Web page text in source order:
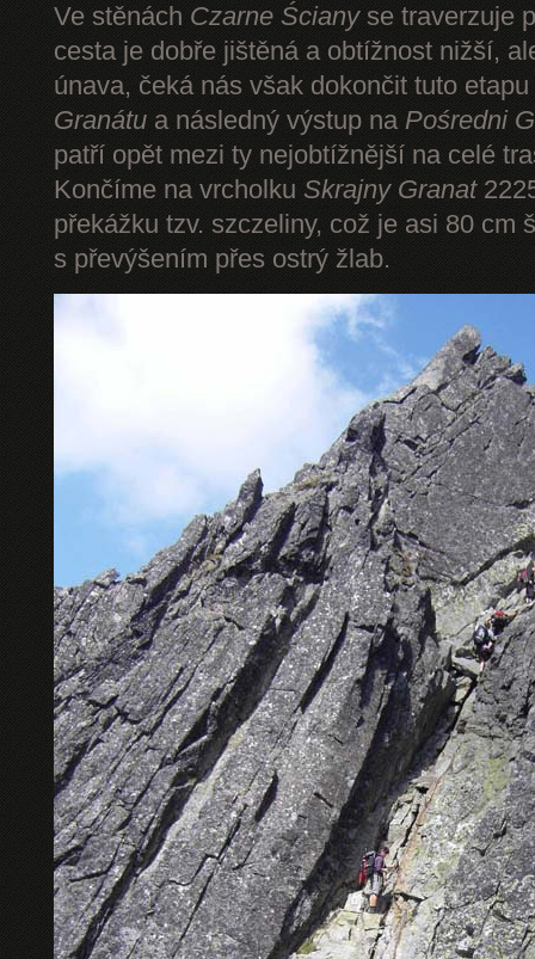
Ve stěnách Czarne Ścianyse traverzuje
cesta je dobře jištěná a obtížnost nižší,
únava, čeká nás však dokončit tuto
Granátu a následný výstup na Pośredni
patří opět mezi ty nejobtížnější na celé
Končíme na vrcholku Skrajny Granat
překážku tzv. szczeliny, což je asi 80 cm
s převýšením přes ostrý žlab.